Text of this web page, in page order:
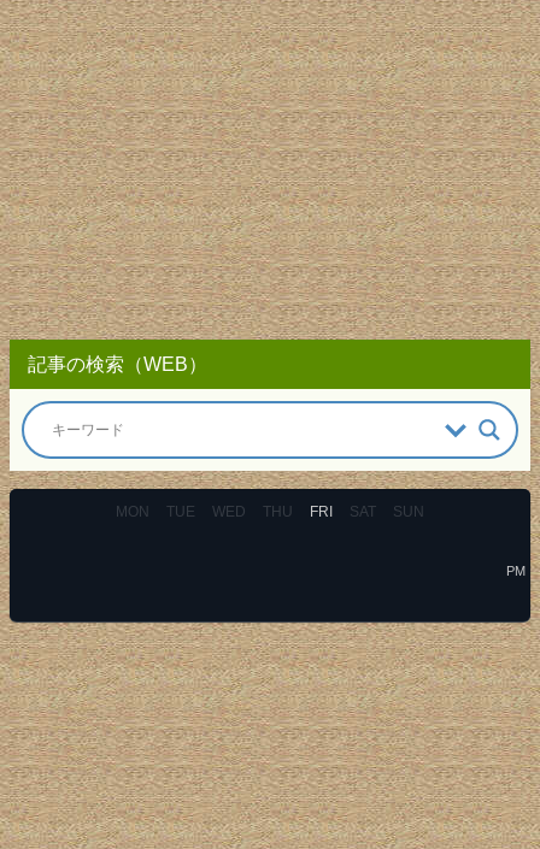
記事の検索（WEB）
MON TUE WED THU FRI SAT SUN
PM